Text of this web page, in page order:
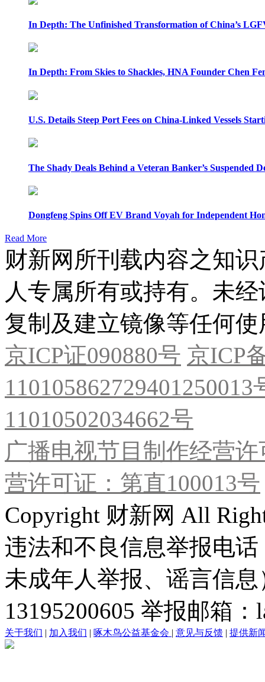
In Depth: The Unfinished Transformation of China’s
In Depth: From Skies to Shackles, HNA Founder Chen
U.S. Details Steep Port Fees on China-Linked Vessels
The Shady Deals Behind a Veteran Banker’s Suspended
Dongfeng Spins Off EV Brand Voyah for Independent
Read More
财新网所刊载内容之知
人专属所有或持有。未
复制及建立镜像等任何使
京ICP证090880号 京ICP
11010502034662号
广播电视节目制作经营
营许可证：第直100013号
Copyright 财新网 All
违法和不良信息举报电
未成年人举报、谣言信
13195200605 举报邮箱
关于我们 | 加入我们 | 啄木鸟公益基金会 | 意见与反馈 | 提供新